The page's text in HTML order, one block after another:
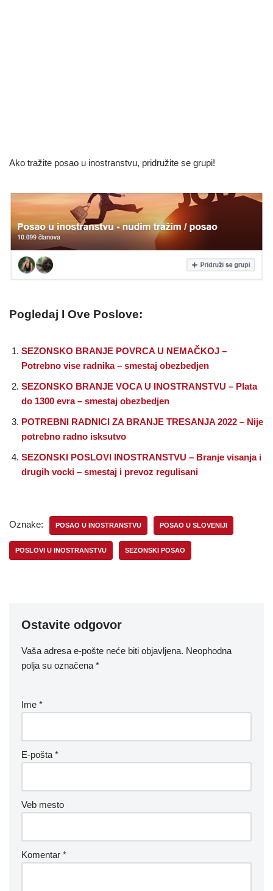
Ako tražite posao u inostranstvu, pridružite se grupi!
Pogledaj I Ove Poslove:
SEZONSKO BRANJE POVRCA U NEMAČKOJ –
Potrebno vise radnika – smestaj obezbedjen
SEZONSKO BRANJE VOCA U INOSTRANSTVU – Plata
do 1300 evra – smestaj obezbedjen
POTREBNI RADNICI ZA BRANJE TRESANJA 2022 – Nije
potrebno radno isksutvo
SEZONSKI POSLOVI INOSTRANSTVU – Branje visanja i
drugih vocki – smestaj i prevoz regulisani
Oznake: POSAO U INOSTRANSTVU POSAO U SLOVENIJI
POSLOVI U INOSTRANSTVU SEZONSKI POSAO
Ostavite odgovor
Vaša adresa e-pošte neće biti objavljena. Neophodna
polja su označena *
Ime *
E-pošta *
Veb mesto
Komentar *